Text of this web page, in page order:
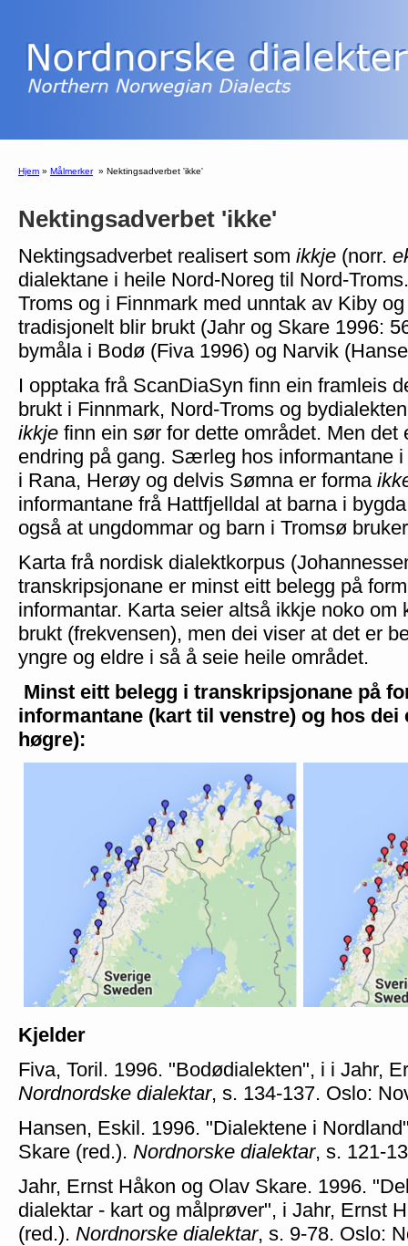
Hjem » Målmerker » Nektingsadverbet 'ikke'
Nektingsadverbet 'ikke'
Nektingsadverbet realisert som ikkje (norr.
dialektane i heile Nord-Noreg til Nord-
Troms og i Finnmark med unntak av Kiby
tradisjonelt blir brukt (Jahr og Skare 1996:
bymåla i Bodø (Fiva 1996) og Narvik
I opptaka frå ScanDiaSyn finn ein framleis
brukt i Finnmark, Nord-Troms og
ikkje finn ein sør for dette området. Men
endring på gang. Særleg hos informantane
i Rana, Herøy og delvis Sømna er forma
informantane frå Hattfjelldal at barna i
også at ungdommar og barn i Tromsø
Karta frå nordisk dialektkorpus
transkripsjonane er minst eitt belegg på
informantar. Karta seier altså ikkje noko
brukt (frekvensen), men dei viser at det er
yngre og eldre i så å seie heile området.
Minst eitt belegg i transkripsjonane på
informantane (kart til venstre) og hos
høgre):
Kjelder
Fiva, Toril. 1996. "Bodødialekten", i i Jahr,
Nordnordske dialektar, s. 134-137. Oslo:
Hansen, Eskil. 1996. "Dialektene i
Skare (red.). Nordnorske dialektar, s. 121-
Jahr, Ernst Håkon og Olav Skare. 1996.
dialektar - kart og målprøver", i Jahr, Ernst
(red.). Nordnorske dialektar, s. 9-78. Oslo: